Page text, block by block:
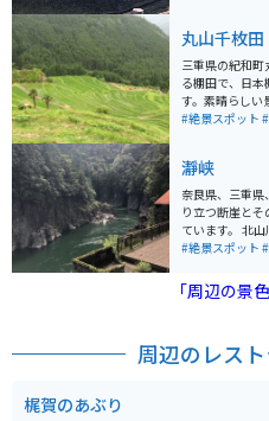
におすすめです。
丸山千枚田
三重県の紀和
る棚田で、日
す。素晴らしい
なく海外の人も
四季を通じて美
す。春は水が
れて綺麗で夜
色に輝き、冬は
あり、おすすめ
#絶景スポット
瀞峡
奈良県、三重
り立つ断崖と
ています。 北
り、瀞八丁(ど
断崖、荘厳な岩
とができます。
#絶景スポット
「周辺の景
周辺のレス
梶賀のあぶり